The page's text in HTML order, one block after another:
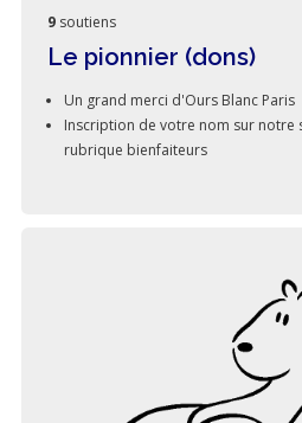
9 soutiens
Le pionnier (dons)
Un grand merci d'Ours Blanc Paris
Inscription de votre nom sur notre
rubrique bienfaiteurs